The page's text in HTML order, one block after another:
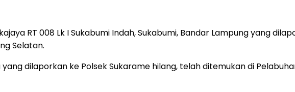
RT 008 Lk I Sukabumi Indah, Sukabumi, Bandar Lampung yang
Selatan.
dilaporkan ke Polsek Sukarame hilang, telah ditemukan di